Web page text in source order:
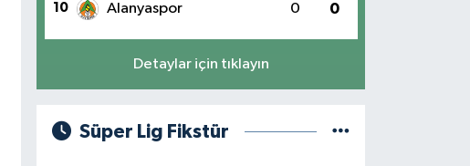
10 Alanyaspor 0 0
Detaylar için tıklayın
Süper Lig Fikstür